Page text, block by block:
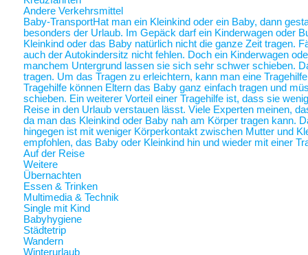
Andere Verkehrsmittel
Baby-TransportHat man ein Kleinkind oder ein Baby, dann
besonders der Urlaub. Im Gepäck darf ein Kinderwagen oder
Kleinkind oder das Baby natürlich nicht die ganze Zeit tragen.
auch der Autokindersitz nicht fehlen. Doch ein Kinderwagen
manchem Untergrund lassen sie sich sehr schwer schieben.
tragen. Um das Tragen zu erleichtern, kann man eine
Tragehilfe können Eltern das Baby ganz einfach tragen und
schieben. Ein weiterer Vorteil einer Tragehilfe ist, dass sie
Reise in den Urlaub verstauen lässt. Viele Experten meinen,
da man das Kleinkind oder Baby nah am Körper tragen kann.
hingegen ist mit weniger Körperkontakt zwischen Mutter und
empfohlen, das Baby oder Kleinkind hin und wieder mit einer
Auf der Reise
Weitere
Übernachten
Essen & Trinken
Multimedia & Technik
Single mit Kind
Babyhygiene
Städtetrip
Wandern
Winterurlaub